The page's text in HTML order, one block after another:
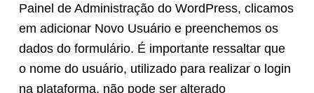
Painel de Administração do WordPress, clicamos
em adicionar Novo Usuário e preenchemos os
dados do formulário. É importante ressaltar que
o nome do usuário, utilizado para realizar o login
na plataforma, não pode ser alterado